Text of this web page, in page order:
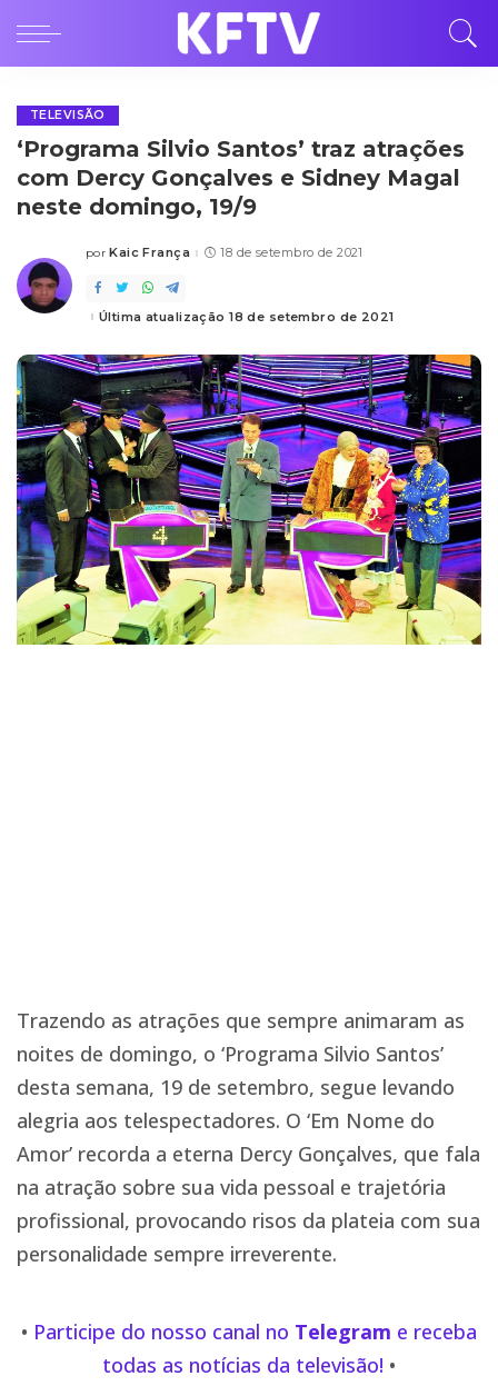
TELEVISÃO
‘Programa Silvio Santos’ traz atrações
com Dercy Gonçalves e Sidney Magal
neste domingo, 19/9
Posted
por Kaic França 18 de setembro de 2021
Última atualização 18 de setembro de 2021
Trazendo as atrações que sempre animaram as
noites de domingo, o ‘Programa Silvio Santos’
desta semana, 19 de setembro, segue levando
alegria aos telespectadores. O ‘Em Nome do
Amor’ recorda a eterna Dercy Gonçalves, que fala
na atração sobre sua vida pessoal e trajetória
profissional, provocando risos da plateia com sua
personalidade sempre irreverente.
• Participe do nosso canal no Telegram e receba
todas as notícias da televisão! •